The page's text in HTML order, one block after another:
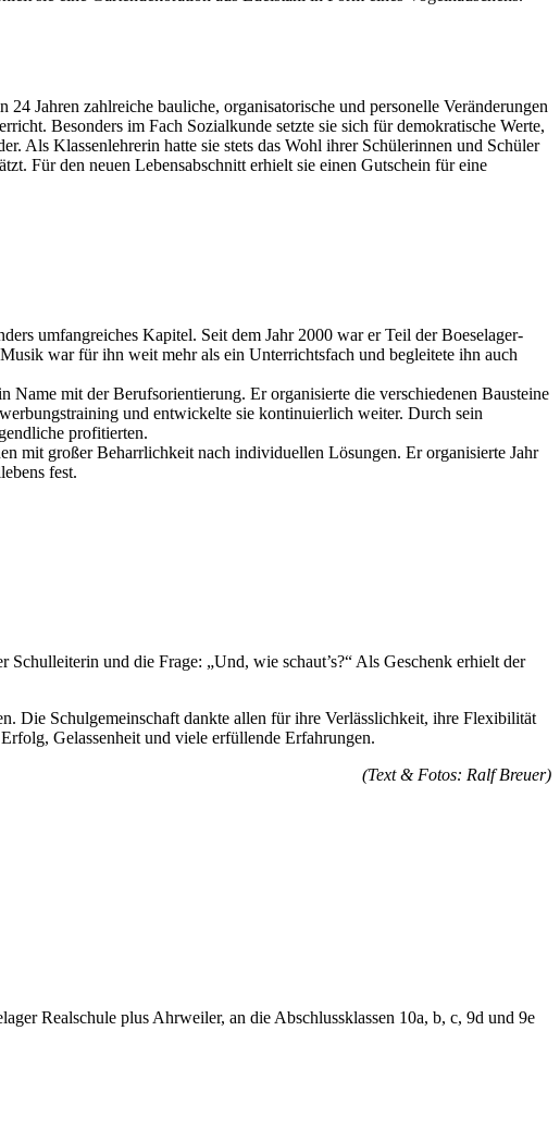
Jahren zahlreiche bauliche, organisatorische und personelle Veränderungen
Besonders im Fach Sozialkunde setzte sie sich für demokratische Werte,
Als Klassenlehrerin hatte sie stets das Wohl ihrer Schülerinnen und Schüler
Für den neuen Lebensabschnitt erhielt sie einen Gutschein für eine
umfangreiches Kapitel. Seit dem Jahr 2000 war er Teil der Boeselager-
war für ihn weit mehr als ein Unterrichtsfach und begleitete ihn auch
mit der Berufsorientierung. Er organisierte die verschiedenen Bausteine
und entwickelte sie kontinuierlich weiter. Durch sein
profitierten.
mit großer Beharrlichkeit nach individuellen Lösungen. Er organisierte Jahr
fest.
und die Frage: „Und, wie schaut’s?“ Als Geschenk erhielt der
Die Schulgemeinschaft dankte allen für ihre Verlässlichkeit, ihre Flexibilität
Gelassenheit und viele erfüllende Erfahrungen.
(Text & Fotos: Ralf Breuer)
Realschule plus Ahrweiler, an die Abschlussklassen 10a, b, c, 9d und 9e